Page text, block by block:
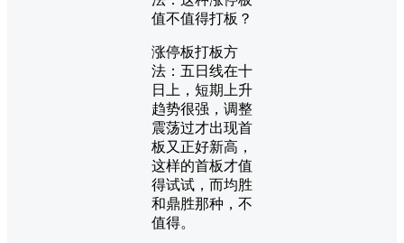
涨停板打板方
法：五日线在十
日上，短期上升
趋势很强，调整
震荡过才出现首
板又正好新高，
这样的首板才值
得试试，而均胜
和鼎胜那种，不
值得。